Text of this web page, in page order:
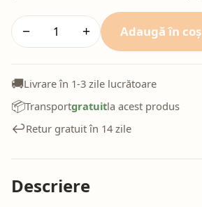
− + Adaugă în coș
🚚Livrare în 1-3 zile lucrătoare
📦Transportgratuitla acest produs
↩️Retur gratuit în 14 zile
Descriere